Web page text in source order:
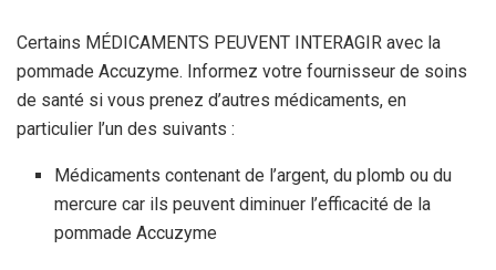
Certains MÉDICAMENTS PEUVENT INTERAGIR avec la
pommade Accuzyme. Informez votre fournisseur de soins
de santé si vous prenez d’autres médicaments, en
particulier l’un des suivants :
Médicaments contenant de l’argent, du plomb ou du
mercure car ils peuvent diminuer l’efficacité de la
pommade Accuzyme